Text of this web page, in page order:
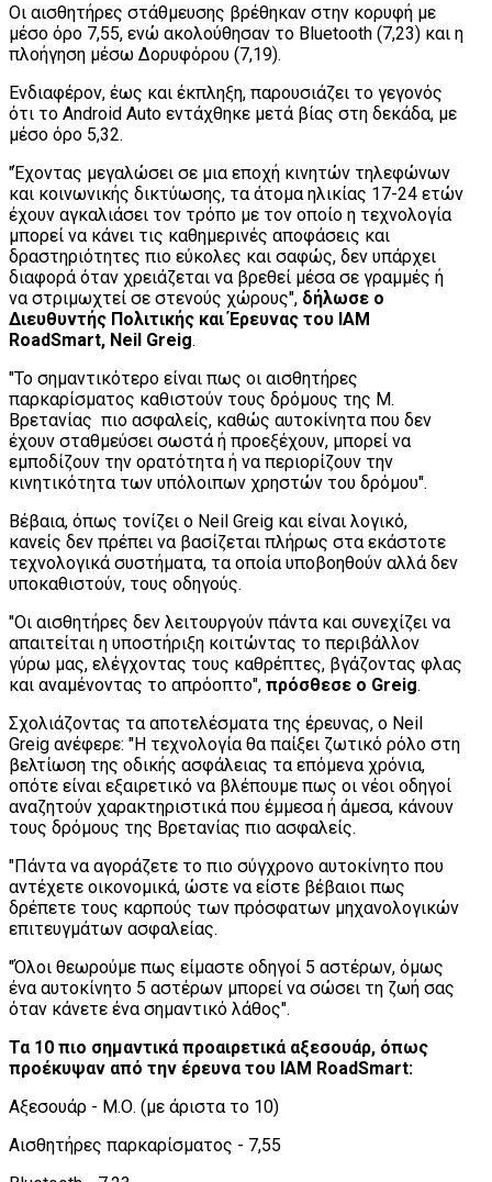
Οι αισθητήρες στάθμευσης βρέθηκαν στην κορυφή με
μέσο όρο 7,55, ενώ ακολούθησαν το Bluetooth (7,23) και η
πλοήγηση μέσω Δορυφόρου (7,19).
Ενδιαφέρον, έως και έκπληξη, παρουσιάζει το γεγονός
ότι το Android Auto εντάχθηκε μετά βίας στη δεκάδα, με
μέσο όρο 5,32.
"Έχοντας μεγαλώσει σε μια εποχή κινητών τηλεφώνων
και κοινωνικής δικτύωσης, τα άτομα ηλικίας 17-24 ετών
έχουν αγκαλιάσει τον τρόπο με τον οποίο η τεχνολογία
μπορεί να κάνει τις καθημερινές αποφάσεις και
δραστηριότητες πιο εύκολες και σαφώς, δεν υπάρχει
διαφορά όταν χρειάζεται να βρεθεί μέσα σε γραμμές ή
να στριμωχτεί σε στενούς χώρους", δήλωσε ο
Διευθυντής Πολιτικής και Έρευνας του IAM
RoadSmart, Neil Greig.
"Το σημαντικότερο είναι πως οι αισθητήρες
παρκαρίσματος καθιστούν τους δρόμους της Μ.
Βρετανίας πιο ασφαλείς, καθώς αυτοκίνητα που δεν
έχουν σταθμεύσει σωστά ή προεξέχουν, μπορεί να
εμποδίζουν την ορατότητα ή να περιορίζουν την
κινητικότητα των υπόλοιπων χρηστών του δρόμου".
Βέβαια, όπως τονίζει ο Neil Greig και είναι λογικό,
κανείς δεν πρέπει να βασίζεται πλήρως στα εκάστοτε
τεχνολογικά συστήματα, τα οποία υποβοηθούν αλλά δεν
υποκαθιστούν, τους οδηγούς.
"Οι αισθητήρες δεν λειτουργούν πάντα και συνεχίζει να
απαιτείται η υποστήριξη κοιτώντας το περιβάλλον
γύρω μας, ελέγχοντας τους καθρέπτες, βγάζοντας φλας
και αναμένοντας το απρόοπτο", πρόσθεσε ο Greig.
Σχολιάζοντας τα αποτελέσματα της έρευνας, ο Neil
Greig ανέφερε: "Η τεχνολογία θα παίξει ζωτικό ρόλο στη
βελτίωση της οδικής ασφάλειας τα επόμενα χρόνια,
οπότε είναι εξαιρετικό να βλέπουμε πως οι νέοι οδηγοί
αναζητούν χαρακτηριστικά που έμμεσα ή άμεσα, κάνουν
τους δρόμους της Βρετανίας πιο ασφαλείς.
"Πάντα να αγοράζετε το πιο σύγχρονο αυτοκίνητο που
αντέχετε οικονομικά, ώστε να είστε βέβαιοι πως
δρέπετε τους καρπούς των πρόσφατων μηχανολογικών
επιτευγμάτων ασφαλείας.
"Όλοι θεωρούμε πως είμαστε οδηγοί 5 αστέρων, όμως
ένα αυτοκίνητο 5 αστέρων μπορεί να σώσει τη ζωή σας
όταν κάνετε ένα σημαντικό λάθος".
Τα 10 πιο σημαντικά προαιρετικά αξεσουάρ, όπως
προέκυψαν από την έρευνα του IAM RoadSmart:
Αξεσουάρ - Μ.Ο. (με άριστα το 10)
Αισθητήρες παρκαρίσματος - 7,55